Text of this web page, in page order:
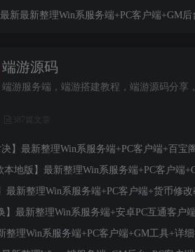
新最新整理Win系服务端+PC客户端+GM
端游源码
端游服务端，端游搭建教程，端游源码分享
387篇文章
】最新整理Win系服务端+PC客户端+百宝
地版】最新整理Win系服务端+PC客户端
新整理Win系服务端+PC客户端+货币修
】最新整理Win系服务端+安卓PC互通客户
理Win系服务端+PC客户端+GM工具+详